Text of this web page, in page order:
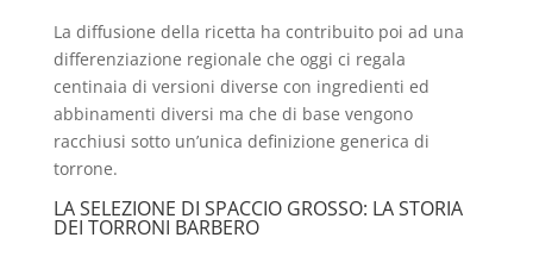
La diffusione della ricetta ha contribuito poi ad una
differenziazione regionale che oggi ci regala
centinaia di versioni diverse con ingredienti ed
abbinamenti diversi ma che di base vengono
racchiusi sotto un’unica definizione generica di
torrone.
LA SELEZIONE DI SPACCIO GROSSO: LA STORIA
DEI TORRONI BARBERO